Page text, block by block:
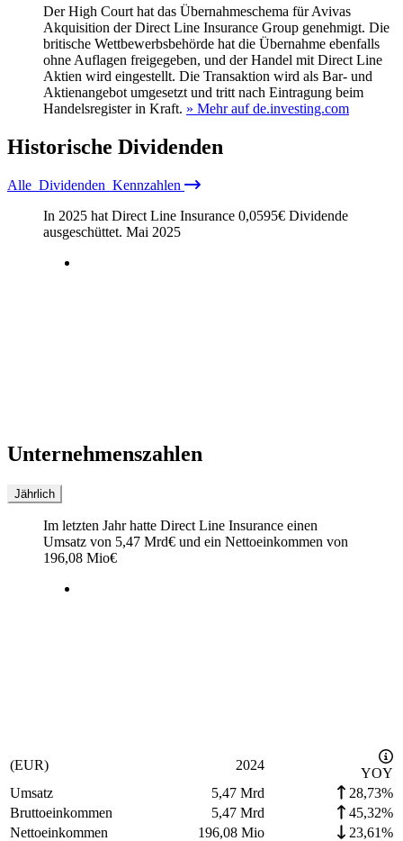
Der High Court hat das Übernahmeschema für Avivas
Akquisition der Direct Line Insurance Group genehmigt. Die
britische Wettbewerbsbehörde hat die Übernahme ebenfalls
ohne Auflagen freigegeben, und der Handel mit Direct Line
Aktien wird eingestellt. Die Transaktion wird als Bar- und
Aktienangebot umgesetzt und tritt nach Eintragung beim
Handelsregister in Kraft. » Mehr auf de.investing.com
Historische Dividenden
Alle Dividenden Kennzahlen
In 2025 hat Direct Line Insurance 0,0595€ Dividende
ausgeschüttet. Mai 2025
Unternehmenszahlen
Jährlich
Im letzten Jahrhatte Direct Line Insurance einen
Umsatz von 5,47 Mrd€ und ein Nettoeinkommen von
196,08 Mio€
(EUR) 2024
YOY
Umsatz
5,47 Mrd
28,73%
Bruttoeinkommen
5,47 Mrd
45,32%
Nettoeinkommen
196,08 Mio
23,61%